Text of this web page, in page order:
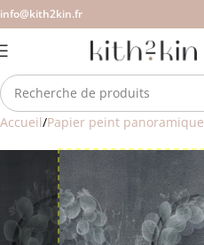
info@kith2kin.fr
Accueil Papier peint panoramique